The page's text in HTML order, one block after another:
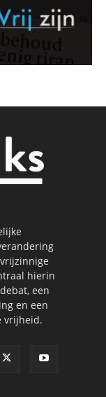
hierin
een
en een
vrijheid.